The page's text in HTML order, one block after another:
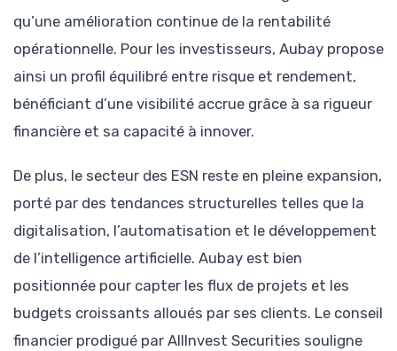
qu’une amélioration continue de la rentabilité
opérationnelle. Pour les investisseurs, Aubay propose
ainsi un profil équilibré entre risque et rendement,
bénéficiant d’une visibilité accrue grâce à sa rigueur
financière et sa capacité à innover.
De plus, le secteur des ESN reste en pleine expansion,
porté par des tendances structurelles telles que la
digitalisation, l’automatisation et le développement
de l’intelligence artificielle. Aubay est bien
positionnée pour capter les flux de projets et les
budgets croissants alloués par ses clients. Le conseil
financier prodigué par AllInvest Securities souligne